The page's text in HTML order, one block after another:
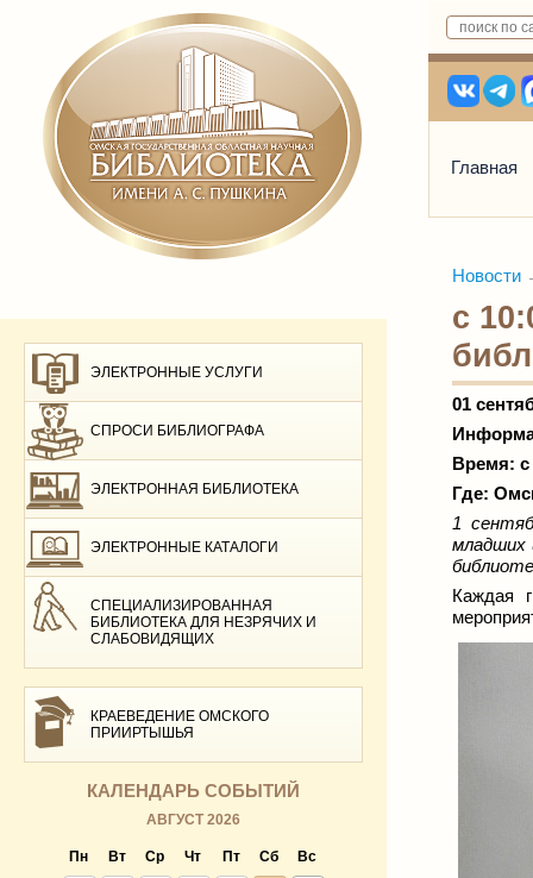
Главная
ЭЛЕКТРОННЫЕ УСЛУГИ
СПРОСИ БИБЛИОГРАФА
ЭЛЕКТРОННАЯ БИБЛИОТЕКА
ЭЛЕКТРОННЫЕ КАТАЛОГИ
СПЕЦИАЛИЗИРОВАННАЯ
БИБЛИОТЕКА ДЛЯ НЕЗРЯЧИХ И
СЛАБОВИДЯЩИХ
КРАЕВЕДЕНИЕ ОМСКОГО
ПРИИРТЫШЬЯ
КАЛЕНДАРЬ СОБЫТИЙ
АВГУСТ 2026
Пн Вт Ср Чт Пт Сб
Вс
Новости
с
01
Время: с
Где:
1
младших
Каждая